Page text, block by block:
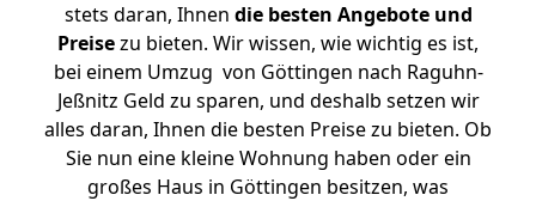
stets daran, Ihnen die besten Angebote und
Preisezu bieten. Wir wissen, wie wichtig es ist,
bei einem Umzug von Göttingen nach Raguhn-
Jeßnitz Geld zu sparen, und deshalb setzen wir
alles daran, Ihnen die besten Preise zu bieten. Ob
Sie nun eine kleine Wohnung haben oder ein
großes Haus in Göttingen besitzen, was